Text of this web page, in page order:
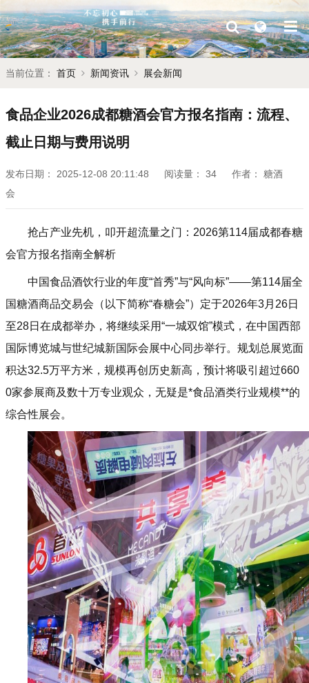
当前位置： 首页 新闻资讯 展会新闻
食品企业2026成都糖酒会官方报名指南：流程、
截止日期与费用说明
发布日期： 2025-12-08 20:11:48 阅读量： 34 作者：
糖酒
会
抢占产业先机，叩开超流量之门：2026第114届成都春糖
会官方报名指南全解析
中国食品酒饮行业的年度“首秀”与“风向标”——第114届全
国糖酒商品交易会（以下简称“春糖会”）定于2026年3月26日
至28日在成都举办，将继续采用“一城双馆”模式，在中国西部
国际博览城与世纪城新国际会展中心同步举行。规划总展览面
积达32.5万平方米，规模再创历史新高，预计将吸引超过660
0家参展商及数十万专业观众，无疑是*食品酒类行业规模**的
综合性展会。